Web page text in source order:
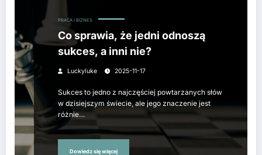
PRACA I BIZNES
Co sprawia, że jedni odnoszą
sukces, a inni nie?
Luckyluke 2025-11-17
Sukces to jedno z najczęściej powtarzanych słów
w dzisiejszym świecie, ale jego znaczenie jest
różnie…
Dowiedz się więcej